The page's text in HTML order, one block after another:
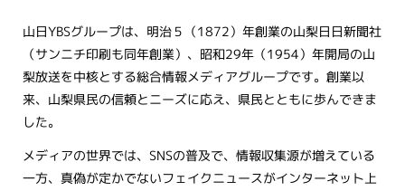
山日YBSグループは、明治５（1872）年創業の山梨日日新聞社
（サンニチ印刷も同年創業）、昭和29年（1954）年開局の山
梨放送を中核とする総合情報メディアグループです。創業以
来、山梨県民の信頼とニーズに応え、県民とともに歩んできま
した。
メディアの世界では、SNSの普及で、情報収集源が増えている
一方、真偽が定かでないフェイクニュースがインターネット上